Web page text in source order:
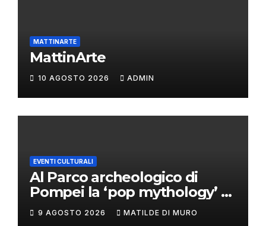
MATTINARTE
MattinArte
10 AGOSTO 2026 ADMIN
EVENTI CULTURALI
Al Parco archeologico di
Pompei la ‘pop mythology’ di
Philip Colbert
9 AGOSTO 2026 MATILDE DI MURO